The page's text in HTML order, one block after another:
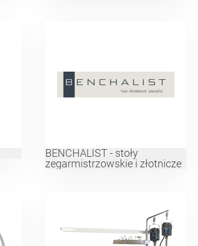
BENCHALIST - stoły
zegarmistrzowskie i złotnicze